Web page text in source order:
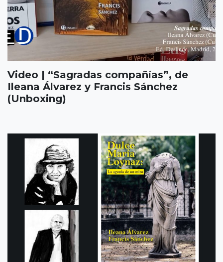
Video | “Sagradas compañías”, de
Ileana Álvarez y Francis Sánchez
(Unboxing)